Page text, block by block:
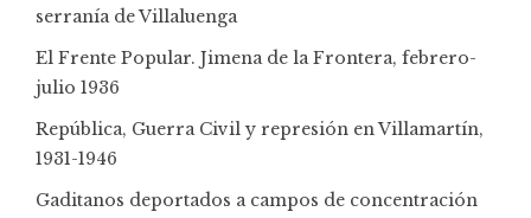
serranía de Villaluenga
El Frente Popular. Jimena de la Frontera, febrero-
julio 1936
República, Guerra Civil y represión en Villamartín,
1931-1946
Gaditanos deportados a campos de concentración